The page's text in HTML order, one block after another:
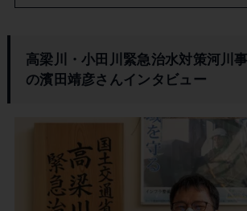
高梁川・小田川緊急治水対策河川
の濱田靖彦さんインタビュー